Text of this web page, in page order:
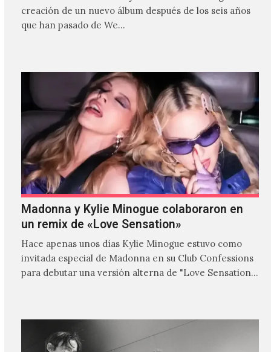
creación de un nuevo álbum después de los seis años
que han pasado de We…
Madonna y Kylie Minogue colaboraron en
un remix de «Love Sensation»
Hace apenas unos días Kylie Minogue estuvo como
invitada especial de Madonna en su Club Confessions
para debutar una versión alterna de "Love Sensation",